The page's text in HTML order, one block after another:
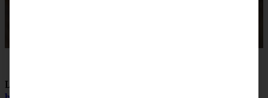
Lust auf Linzer Torte in Plätzchen-Form? Dann einfach